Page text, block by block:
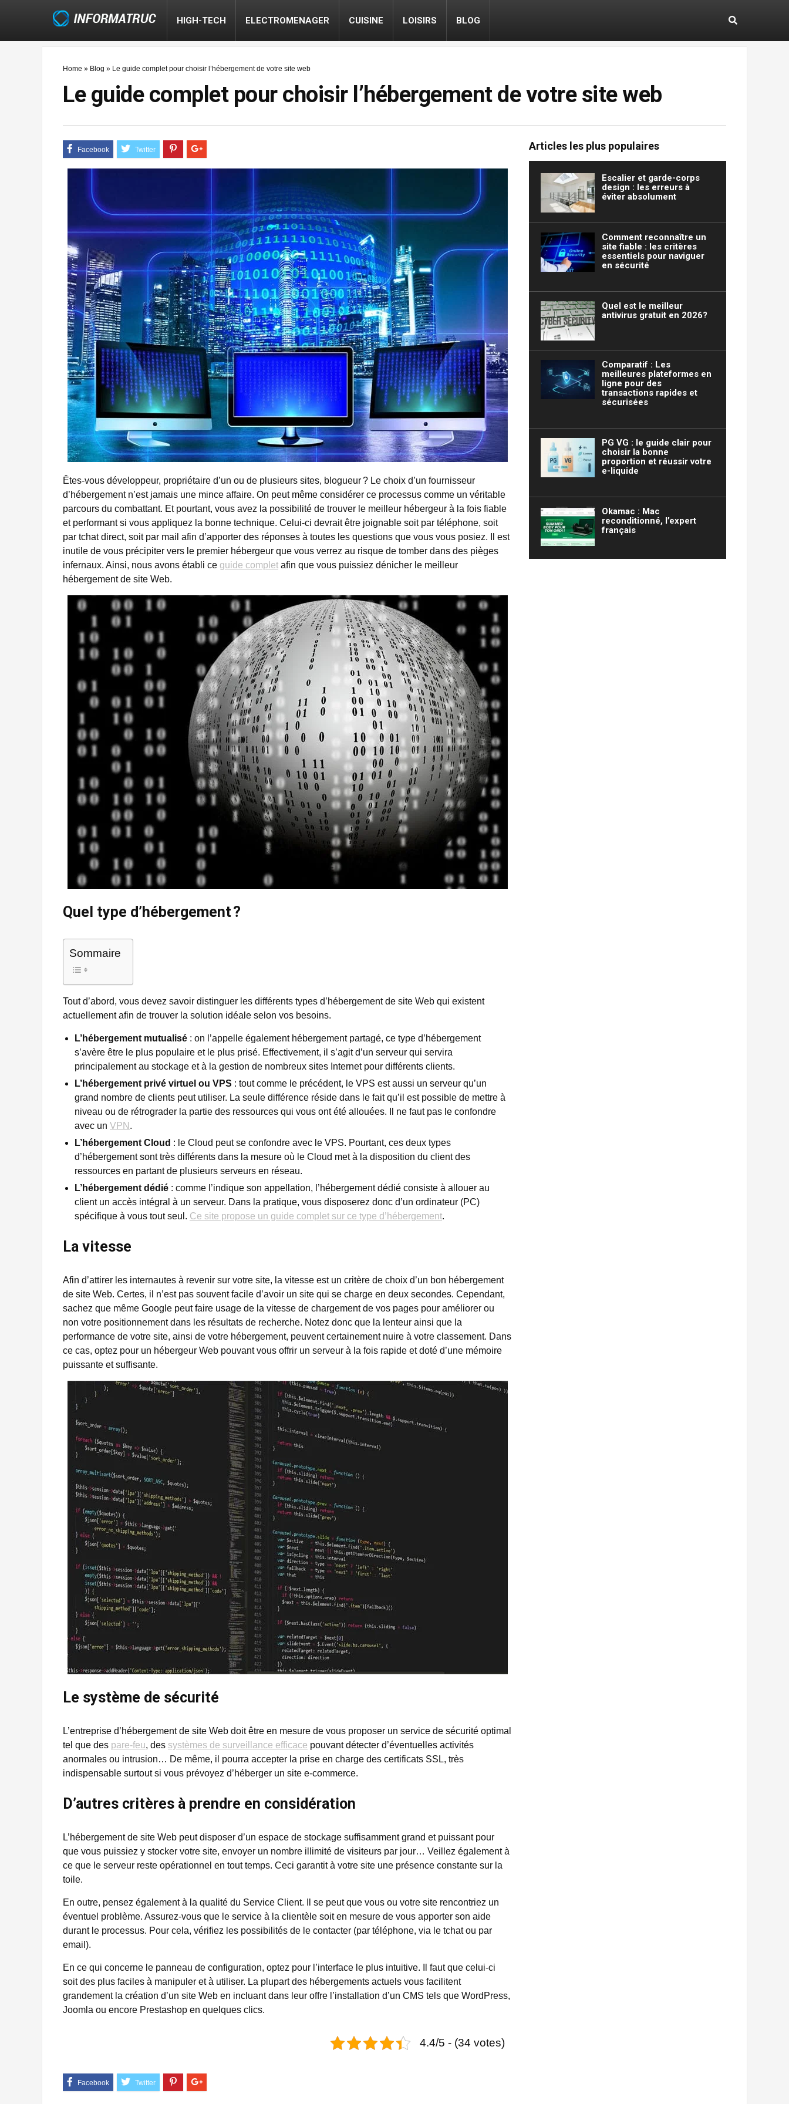
HIGH-TECH ELECTROMENAGER CUISINE LOISIRS BLOG
Home » Blog » Le guide complet pour choisir l’hébergement de votre site web
Le guide complet pour choisir l’hébergement de votre site web
Êtes-vous développeur, propriétaire d’un ou de plusieurs sites, blogueur ? Le choix d’un fournisseur
d’hébergement n’est jamais une mince affaire. On peut même considérer ce processus comme un véritable
parcours du combattant. Et pourtant, vous avez la possibilité de trouver le meilleur hébergeur à la fois fiable
et performant si vous appliquez la bonne technique. Celui-ci devrait être joignable soit par téléphone, soit
par tchat direct, soit par mail afin d’apporter des réponses à toutes les questions que vous vous posiez. Il est
inutile de vous précipiter vers le premier hébergeur que vous verrez au risque de tomber dans des pièges
infernaux. Ainsi, nous avons établi ce guide complet afin que vous puissiez dénicher le meilleur
hébergement de site Web.
Quel type d’hébergement ?
Sommaire
Tout d’abord, vous devez savoir distinguer les différents types d’hébergement de site Web qui existent
actuellement afin de trouver la solution idéale selon vos besoins.
L’hébergement mutualisé : on l’appelle également hébergement partagé, ce type d’hébergement
s’avère être le plus populaire et le plus prisé. Effectivement, il s’agit d’un serveur qui servira
principalement au stockage et à la gestion de nombreux sites Internet pour différents clients.
L’hébergement privé virtuel ou VPS : tout comme le précédent, le VPS est aussi un serveur qu’un
grand nombre de clients peut utiliser. La seule différence réside dans le fait qu’il est possible de mettre à
niveau ou de rétrograder la partie des ressources qui vous ont été allouées. Il ne faut pas le confondre
avec un VPN .
L’hébergement Cloud : le Cloud peut se confondre avec le VPS. Pourtant, ces deux types
d’hébergement sont très différents dans la mesure où le Cloud met à la disposition du client des
ressources en partant de plusieurs serveurs en réseau.
L’hébergement dédié : comme l’indique son appellation, l’hébergement dédié consiste à allouer au
client un accès intégral à un serveur. Dans la pratique, vous disposerez donc d’un ordinateur (PC)
spécifique à vous tout seul. Ce site propose un guide complet sur ce type d’hébergement.
La vitesse
Afin d’attirer les internautes à revenir sur votre site, la vitesse est un critère de choix d’un bon hébergement
de site Web. Certes, il n’est pas souvent facile d’avoir un site qui se charge en deux secondes. Cependant,
sachez que même Google peut faire usage de la vitesse de chargement de vos pages pour améliorer ou
non votre positionnement dans les résultats de recherche. Notez donc que la lenteur ainsi que la
performance de votre site, ainsi de votre hébergement, peuvent certainement nuire à votre classement. Dans
ce cas, optez pour un hébergeur Web pouvant vous offrir un serveur à la fois rapide et doté d’une mémoire
puissante et suffisante.
Le système de sécurité
L’entreprise d’hébergement de site Web doit être en mesure de vous proposer un service de sécurité optimal
tel que des pare-feu, des systèmes de surveillance efficace pouvant détecter d’éventuelles activités
anormales ou intrusion… De même, il pourra accepter la prise en charge des certificats SSL, très
indispensable surtout si vous prévoyez d’héberger un site e-commerce.
D’autres critères à prendre en considération
L’hébergement de site Web peut disposer d’un espace de stockage suffisamment grand et puissant pour
que vous puissiez y stocker votre site, envoyer un nombre illimité de visiteurs par jour… Veillez également à
ce que le serveur reste opérationnel en tout temps. Ceci garantit à votre site une présence constante sur la
toile.
En outre, pensez également à la qualité du Service Client. Il se peut que vous ou votre site rencontriez un
éventuel problème. Assurez-vous que le service à la clientèle soit en mesure de vous apporter son aide
durant le processus. Pour cela, vérifiez les possibilités de le contacter (par téléphone, via le tchat ou par
email).
En ce qui concerne le panneau de configuration, optez pour l’interface le plus intuitive. Il faut que celui-ci
soit des plus faciles à manipuler et à utiliser. La plupart des hébergements actuels vous facilitent
grandement la création d’un site Web en incluant dans leur offre l’installation d’un CMS tels que WordPress,
Joomla ou encore Prestashop en quelques clics.
4.4/5 - (34 votes)
Articles les plus populaires
Escalier et garde-corps
design : les erreurs à
éviter absolument
Comment reconnaître un
site fiable : les critères
essentiels pour naviguer
en sécurité
Quel est le meilleur
antivirus gratuit en 2026?
Comparatif : Les
meilleures plateformes en
ligne pour des
transactions rapides et
sécurisées
PG VG : le guide clair pour
choisir la bonne
proportion et réussir votre
e-liquide
Okamac : Mac
reconditionné, l’expert
français